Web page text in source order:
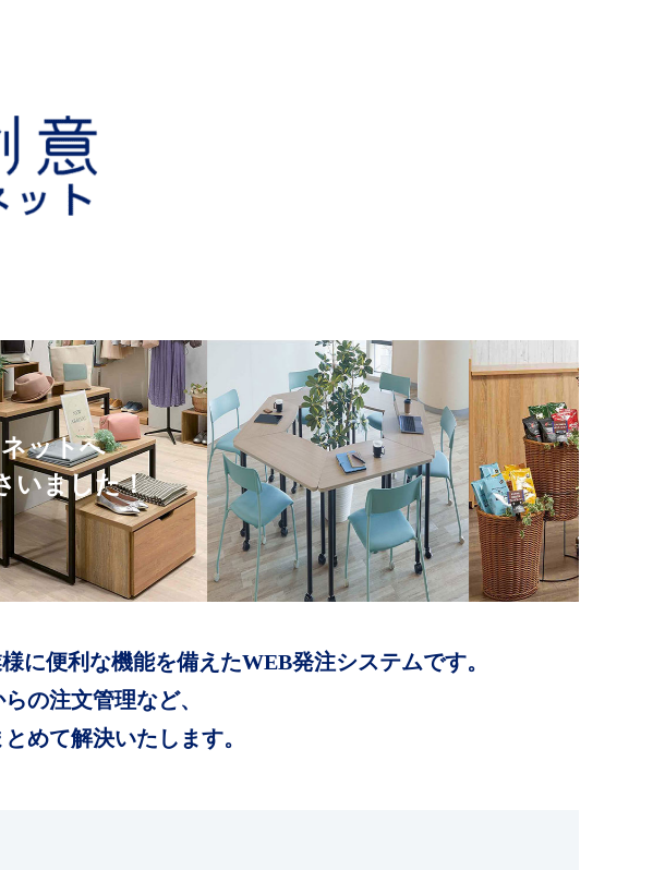
ットへ
いました！
に便利な機能を備えたWEB発注システムです。
の注文管理など、
めて解決いたします。